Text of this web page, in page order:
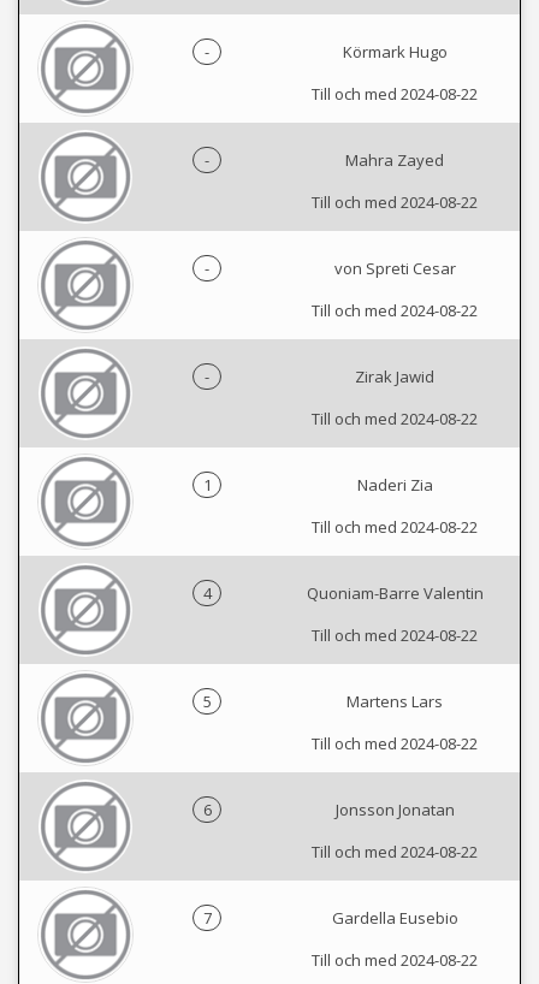
-
Körmark Hugo
Till och med 2024-08-22
-
Mahra Zayed
Till och med 2024-08-22
-
von Spreti Cesar
Till och med 2024-08-22
-
Zirak Jawid
Till och med 2024-08-22
1
Naderi Zia
Till och med 2024-08-22
4
Quoniam-Barre Valentin
Till och med 2024-08-22
5
Martens Lars
Till och med 2024-08-22
6
Jonsson Jonatan
Till och med 2024-08-22
7
Gardella Eusebio
Till och med 2024-08-22